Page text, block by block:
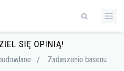
SIĘ OPINIĄ!
/
Zadaszenie basenu